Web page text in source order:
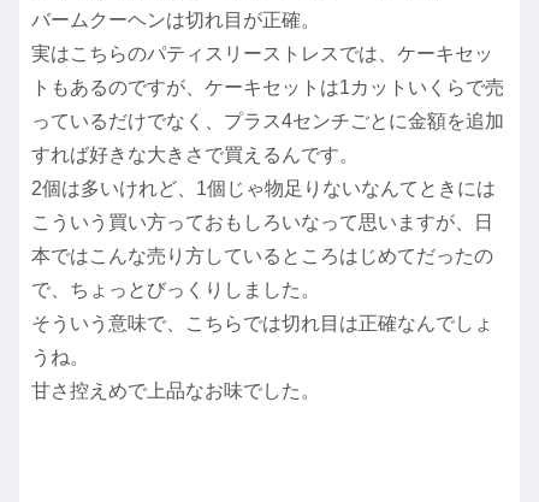
バームクーヘンは切れ目が正確。
実はこちらのパティスリーストレスでは、ケーキセッ
トもあるのですが、ケーキセットは1カットいくらで売
っているだけでなく、プラス4センチごとに金額を追加
すれば好きな大きさで買えるんです。
2個は多いけれど、1個じゃ物足りないなんてときには
こういう買い方っておもしろいなって思いますが、日
本ではこんな売り方しているところはじめてだったの
で、ちょっとびっくりしました。
そういう意味で、こちらでは切れ目は正確なんでしょ
うね。
甘さ控えめで上品なお味でした。